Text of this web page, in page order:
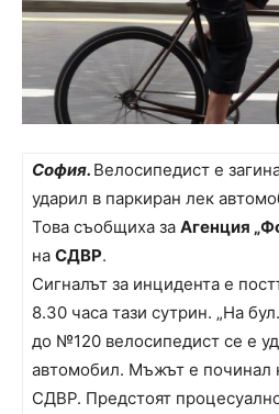
София. Велосипедист е
ударил в паркиран лек
Това съобщиха за Агенция
на СДВР.
Сигналът за инцидента е
8.30 часа тази сутрин. „На
до №120 велосипедист се е
автомобил. Мъжът е починал
СДВР. Предстоят